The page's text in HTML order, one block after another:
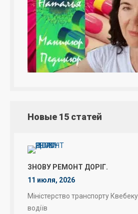
Новые 15 статей
ЗНОВУ РЕМОНТ ДОРІГ.
11 июля, 2026
Міністерство транспорту
водіїв